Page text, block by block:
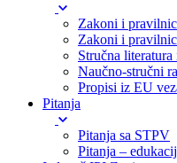
Zakoni i
Zakoni i
Stručna literatura
Naučno-stručni
Propisi iz EU
Pitanja
Pitanja sa STPV
Pitanja –